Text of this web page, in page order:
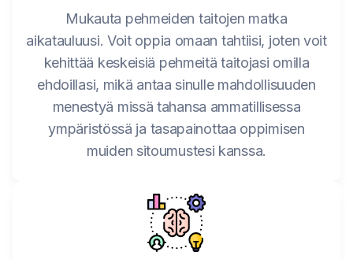
Mukauta pehmeiden taitojen matka
aikatauluusi. Voit oppia omaan tahtiisi, joten voit
kehittää keskeisiä pehmeitä taitojasi omilla
ehdoillasi, mikä antaa sinulle mahdollisuuden
menestyä missä tahansa ammatillisessa
ympäristössä ja tasapainottaa oppimisen
muiden sitoumustesi kanssa.